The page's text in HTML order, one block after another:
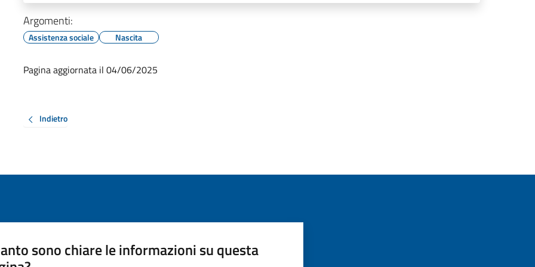
Argomenti:
Assistenza sociale Nascita
Pagina aggiornata il 04/06/2025
Indietro
sono chiare le informazioni su questa